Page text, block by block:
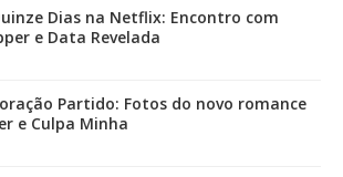
Dias na Netflix: Encontro com
e Data Revelada
Partido: Fotos do novo romance
e Culpa Minha